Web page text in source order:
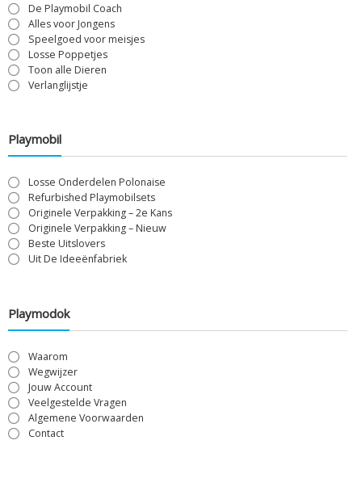
De Playmobil Coach
Alles voor Jongens
Speelgoed voor meisjes
Losse Poppetjes
Toon alle Dieren
Verlanglijstje
Playmobil
Losse Onderdelen Polonaise
Refurbished Playmobilsets
Originele Verpakking – 2e Kans
Originele Verpakking – Nieuw
Beste Uitslovers
Uit De Ideeënfabriek
Playmodok
Waarom
Wegwijzer
Jouw Account
Veelgestelde Vragen
Algemene Voorwaarden
Contact